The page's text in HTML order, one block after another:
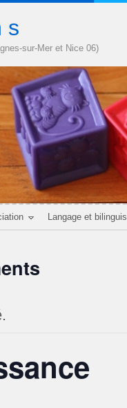
s
sur-Mer et Nice 06)
Langage et